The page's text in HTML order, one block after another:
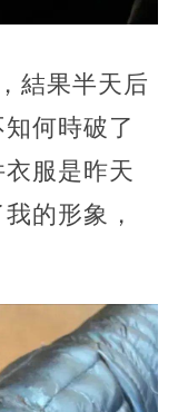
結果半天后
何時破了
服是昨天
的形象，